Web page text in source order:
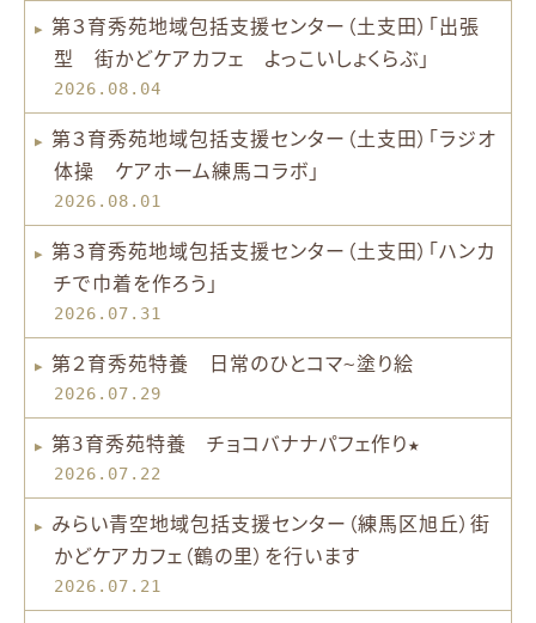
第３育秀苑地域包括支援センター（土支田）「出張
型 街かどケアカフェ よっこいしょくらぶ」
2026.08.04
第３育秀苑地域包括支援センター（土支田）「ラジオ
体操 ケアホーム練馬コラボ」
2026.08.01
第３育秀苑地域包括支援センター（土支田）「ハンカ
チで巾着を作ろう」
2026.07.31
第２育秀苑特養 日常のひとコマ~塗り絵
2026.07.29
第3育秀苑特養 チョコバナナパフェ作り★
2026.07.22
みらい青空地域包括支援センター（練馬区旭丘）街
かどケアカフェ（鶴の里）を行います
2026.07.21